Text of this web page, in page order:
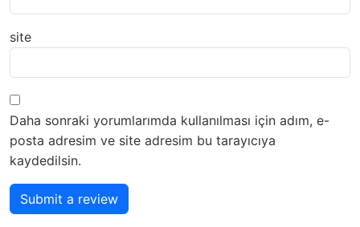
site
Daha sonraki yorumlarımda kullanılması için adım, e-
posta adresim ve site adresim bu tarayıcıya
kaydedilsin.
Submit a review